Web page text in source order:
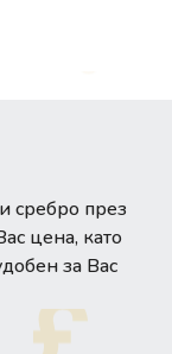
сребро през
цена, като
за Вас